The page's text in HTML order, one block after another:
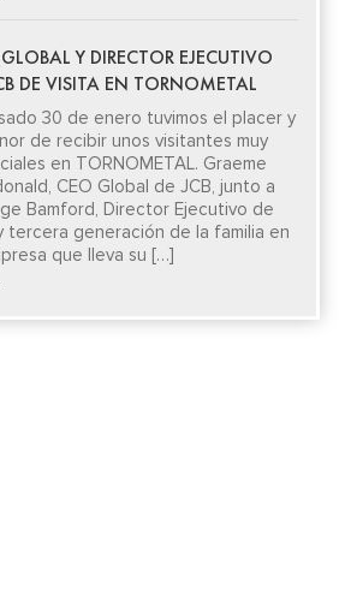
Y DIRECTOR EJECUTIVO
DE VISITA EN TORNOMETAL
30 de enero tuvimos el placer y
de recibir unos visitantes muy
en TORNOMETAL. Graeme
CEO Global de JCB, junto a
Bamford, Director Ejecutivo de
tercera generación de la familia en
que lleva su […]